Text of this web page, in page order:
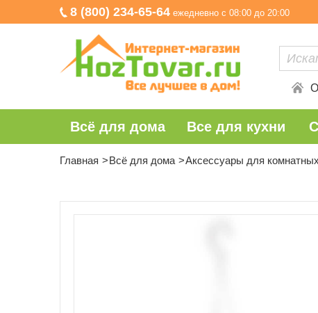
8 (800) 234-65-64 ежедневно с 08:00 до 20:00
Всё для дома Все для кухни
Главная Всё для дома Аксессуары для